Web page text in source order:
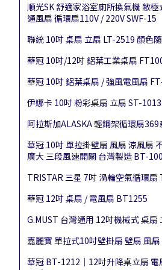
順光SK 舒適家浴室廁所換氣機 敝
通風扇 循環扇110V / 220V SWF-15
聯統 10吋 桌扇 立扇 LT-2519 顏色
華冠 10吋/12吋 鋁葉工業桌扇
華冠 10吋 鋁葉桌扇 / 強風電風扇
伊娜卡 10吋 粉彩桌扇 立扇 ST-1013
阿拉斯加ALASKA 輕鋼架循環扇
華冠 10吋 單拉掛壁扇 風扇 涼風扇
廣大 三段風速開關 台灣製造 BT-
TRISTAR 三星 7吋 渦輪空氣循環扇
華冠 12吋 桌扇 / 電風扇 BT1255
G.MUST 台灣通用 12吋機械式 桌扇
嘉麗寶 單拉式10吋壁掛扇 壁扇 風
華冠 BT-1212｜12吋升降桌立扇 電